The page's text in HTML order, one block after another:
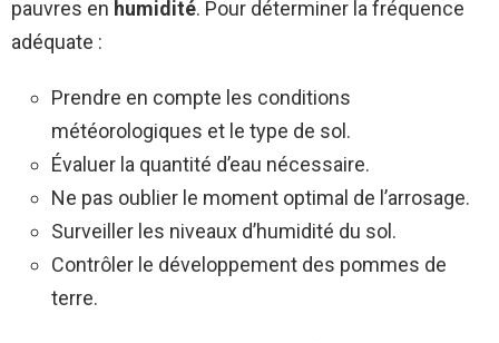
pauvres en humidité. Pour déterminer la fréquence
adéquate :
Prendre en compte les conditions
météorologiques et le type de sol.
Évaluer la quantité d’eau nécessaire.
Ne pas oublier le moment optimal de l’arrosage.
Surveiller les niveaux d’humidité du sol.
Contrôler le développement des pommes de
terre.